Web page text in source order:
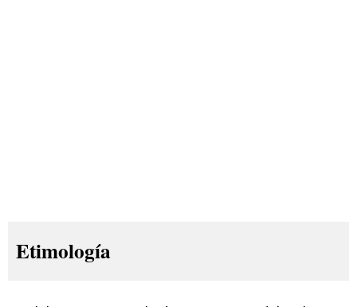
Etimología